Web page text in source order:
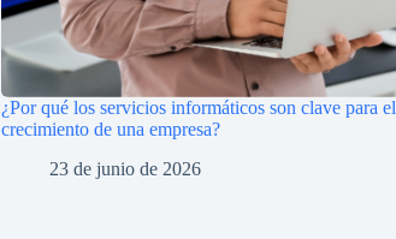
¿Por qué los servicios informáticos son clave para el
crecimiento de una empresa?
23 de junio de 2026